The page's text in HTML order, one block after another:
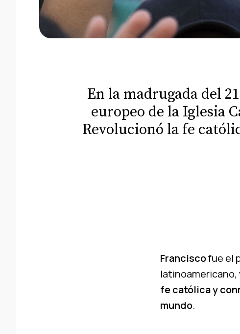
En la madrugada del
europeo de la Iglesia
Revolucionó la fe
Franciscofue el
latinoamericano,
fe católica y
mundo.